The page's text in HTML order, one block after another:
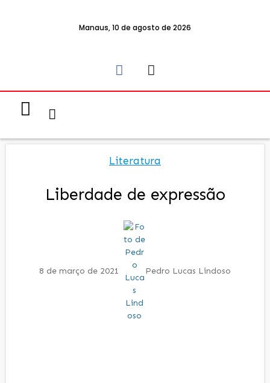
Manaus, 10 de agosto de 2026
Literatura
Liberdade de expressão
8 de março de 2021 Pedro Lucas Lindoso